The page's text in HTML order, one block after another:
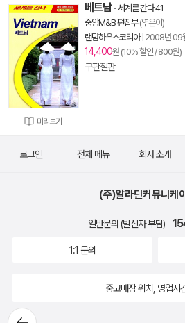
미리보기
베트남-세계를 간다 41
중앙M&B 편집부(엮은이)
랜덤하우스코리아| 2008년 09
14,400원 (10% 할인 / 800원)
구판절판
뒤로가
로그인 전체 메뉴 회사 소개
(주)알라딘커뮤니케
일반문의 (발신자 부담)
1:1 문의
중고매장 위치, 영업시